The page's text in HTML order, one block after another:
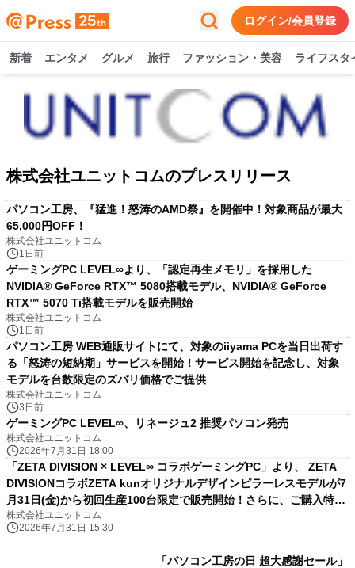
ログイン/会員登録
新着 エンタメ グルメ 旅行 ファッション・美容 ライフスタ
株式会社ユニットコムのプレスリリース
パソコン工房、『猛進！怒涛のAMD祭』を開催中！対象商品が最大
65,000円OFF！
株式会社ユニットコム
1日前
ゲーミングPC LEVEL∞より、「認定再生メモリ」を採用した
NVIDIA® GeForce RTX™ 5080搭載モデル、NVIDIA® GeForce
RTX™ 5070 Ti搭載モデルを販売開始
株式会社ユニットコム
1日前
パソコン工房 WEB通販サイトにて、対象のiiyama PCを当日出荷す
る「怒涛の短納期」サービスを開始！サービス開始を記念し、対象
モデルを台数限定のズバリ価格でご提供
株式会社ユニットコム
3日前
ゲーミングPC LEVEL∞、リネージュ2 推奨パソコン発売
株式会社ユニットコム
2026年7月31日 18:00
「ZETA DIVISION × LEVEL∞ コラボゲーミングPC」より、 ZETA
DIVISIONコラボZETA kunオリジナルデザインピラーレスモデルが7
月31日(金)から初回生産100台限定で販売開始！さらに、ご購入特典
として「ZETAくん ルームシューズ」をプレゼント！
株式会社ユニットコム
2026年7月31日 15:30
「パソコン工房の日 超大感謝セール」